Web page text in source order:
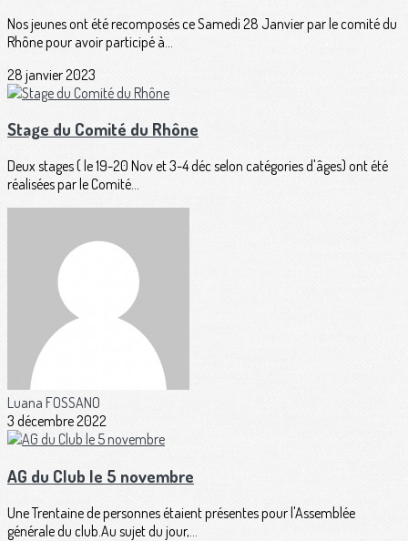
Nos jeunes ont été recomposés ce Samedi 28 Janvier par le comité du
Rhône pour avoir participé à...
28 janvier 2023
Stage du Comité du Rhône
Deux stages ( le 19-20 Nov et 3-4 déc selon catégories d'âges) ont été
réalisées par le Comité...
Luana FOSSANO
3 décembre 2022
AG du Club le 5 novembre
Une Trentaine de personnes étaient présentes pour l'Assemblée
générale du club.Au sujet du jour,...